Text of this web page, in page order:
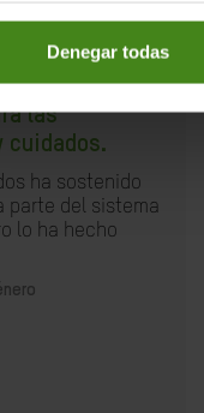
Denegar todas
El derecho a
las
cuidados.
ha sostenido
parte del sistema
lo ha hecho